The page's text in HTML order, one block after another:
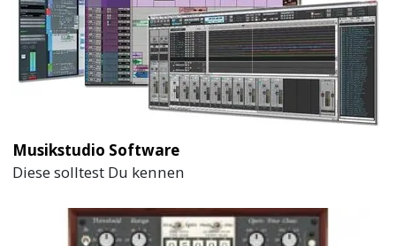
Musikstudio Software
Diese solltest Du kennen